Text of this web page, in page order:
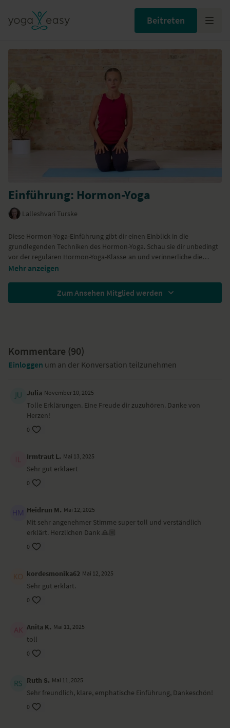
Beitreten
Einführung: Hormon-Yoga
Lalleshvari Turske
Diese Hormon-Yoga-Einführung gibt dir einen Einblick in die
grundlegenden Techniken des Hormon-Yoga. Schau sie dir unbedingt
vor der regulären Hormon-Yoga-Klasse an und verinnerliche die
Tipps.
Mache KEIN Hormon-Yoga bei
Mehr anzeigen
Zum Ansehen Mitglied werden
Kommentare (90)
Einloggen um an der Konversation teilzunehmen
Julia November 10, 2025
Tolle Erklärungen. Eine Freude dir zuzuhören. Danke von
Herzen!
0
Irmtraut L. Mai 13, 2025
Sehr gut erklaert
0
Heidrun M. Mai 12, 2025
Mit sehr angenehmer Stimme super toll und verständlich
erklärt. Herzlichen Dank 🙏🏼
0
kordesmonika62 Mai 12, 2025
Sehr gut erklärt.
0
Anita K. Mai 11, 2025
toll
0
Ruth S. Mai 11, 2025
Sehr freundlich, klare, emphatische Einführung, Dankeschön!
0